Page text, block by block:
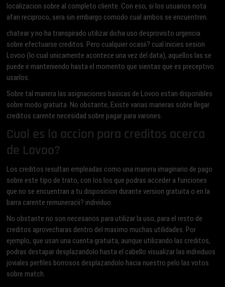
localizacion sobre al completo cliente. Con eso, si los usuarios nota
afan reciproco, sera sin embargo comodo cual ambos se encuentren.
chatear y no ha transpirado utilizar dicha uso desprovisto urgencia
sobre efectuarse creditos. Pero cualquier ocasii? cual inicies sesion
Lovoo (lo cual unicamente acontece una vez del data), aquellos las se
puede ir manteniendo hasta el momento que sientas que es preceptivo
usarlos.
Sobre tal manera las asignaciones basicas de Lovoo estan disponibles
sobre modo gratuita. No obstante, Existe varias maneras sobre llegar
creditos carente necesidad sobre pagar para varones.
Cual es la accion para creditos acerca
de Lovoo?
Los creditos resultan empleadas como una manera imaginario de pago
sobre este tipo de trato, con los los que podras acceder a funciones
que no se encuentran a tu disposicion durante version gratuita o en la
barra carente remuneracii? individuo.
No obstante no son necesarios para utilizar la uso, para el resto de
creditos aprovecharas dentro del maximo muchas utilidades. Por
ejemplo, que usan una cuenta gratuita, aunque utilizando las creditos,
podras destapar desplazandolo hasta el cabello visualizar las individuos
joviales perfiles borrosos desplazandolo hacia nuestro pelo las votos
sobre match.